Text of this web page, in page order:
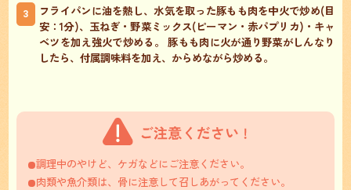
3
フライパンに油を熱し、水気を取った豚もも肉を中火で炒め(目
安：1分)、玉ねぎ・野菜ミックス(ピーマン・赤パプリカ)・キャ
ベツを加え強火で炒める。 豚もも肉に火が通り野菜がしんなり
したら、付属調味料を加え、からめながら炒める。
調理中のやけど、ケガなどにご注意ください。
肉類や魚介類は、骨に注意して召しあがってください。